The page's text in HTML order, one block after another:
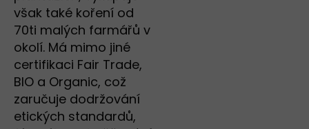
však také koření od
70ti malých farmářů v
okolí. Má mimo jiné
certifikaci Fair Trade,
BIO a Organic, což
zaručuje dodržování
etických standardů,